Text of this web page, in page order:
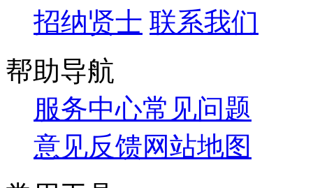
招纳贤士 联系我们
帮助导航
服务中心常见问题
意见反馈网站地图